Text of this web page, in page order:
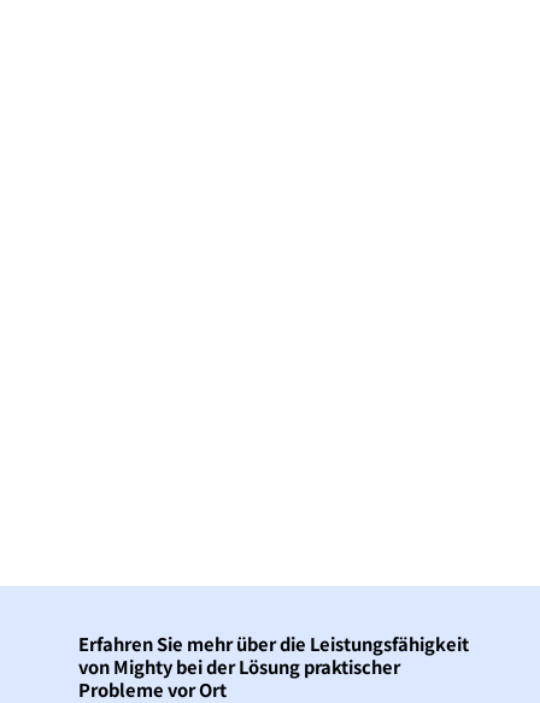
Erfahren Sie mehr über die Leistungsfähigkeit
von Mighty bei der Lösung praktischer
Probleme vor Ort